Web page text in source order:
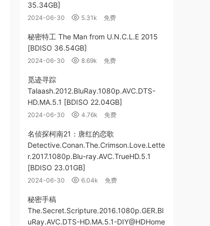
35.34GB]
2024-06-30 5.31k 免费
秘密特工 The Man from U.N.C.L.E 2015
[BDISO 36.54GB]
2024-06-30 8.69k 免费
觅迹寻踪
Talaash.2012.BluRay.1080p.AVC.DTS-
HD.MA.5.1 [BDISO 22.04GB]
2024-06-30 4.76k 免费
名侦探柯南21：唐红的恋歌
Detective.Conan.The.Crimson.Love.Lette
r.2017.1080p.Blu-ray.AVC.TrueHD.5.1
[BDISO 23.01GB]
2024-06-30 6.04k 免费
秘密手稿
The.Secret.Scripture.2016.1080p.GER.Bl
uRay.AVC.DTS-HD.MA.5.1-DIY@HDHome